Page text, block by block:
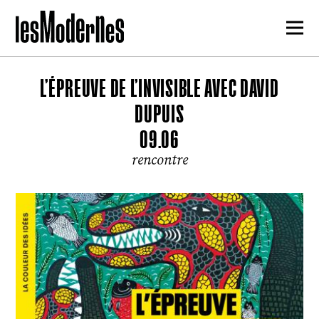
L’ÉPREUVE DE L’INVISIBLE AVEC DAVID
DUPUIS
09.06
rencontre